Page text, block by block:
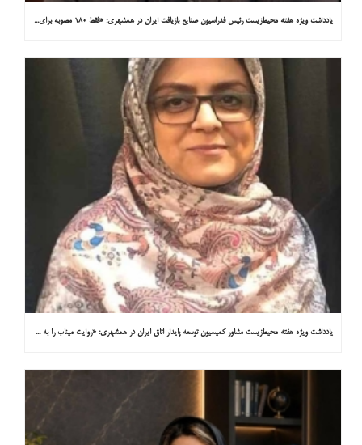
یادداشت ویژه هفته محیط‌زیست رئیس فدراسیون صنایع بازیافت ایران در همشهری: «فقط ۱۸۰ مصوبه برای خارج کردن خودروهای فرسوده از خیابان‌ها»
یادداشت ویژه هفته محیط‌زیست مشاور کمیسیون توسعه پایدار اتاق ایران در همشهری: «روایت میناب را به کاپ ۳۱ ببریم»